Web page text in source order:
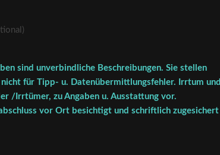
sind unverbindliche Beschreibungen. Sie stellen
für Tipp- u. Datenübermittlungsfehler. Irrtum und
/Irrtümer, zu Angaben u. Ausstattung vor.
vor Ort besichtigt und schriftlich zugesichert